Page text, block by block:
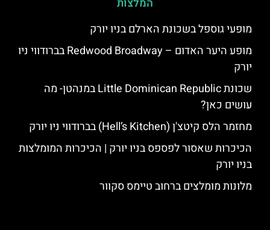
המלצות
מופעי גוספל בשכונת הארלם בניו יורק
מופע היער האדום – Redwood Broadway בברודווי ניו
יורק
שכונת Little Dominican Republic במנהטן- מה
עושים כאן?
מחזמר הלס קיטצ'ן (Hell’s Kitchen) בברודווי ניו יורק
הכיכרות שאסור לפספס בניו יורק | הכיכרות המומלצות
בניו יורק
מלונות מומלצים ברחוב טיימס סקוור